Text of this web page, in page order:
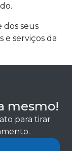
dos seus
e serviços da
mesmo!
para tirar